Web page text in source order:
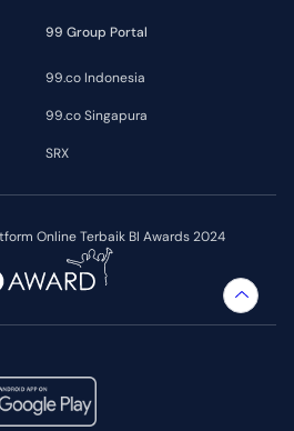
Online Terbaik BI Awards 2024
99 Group Portal
99.co Indonesia
99.co Singapura
SRX